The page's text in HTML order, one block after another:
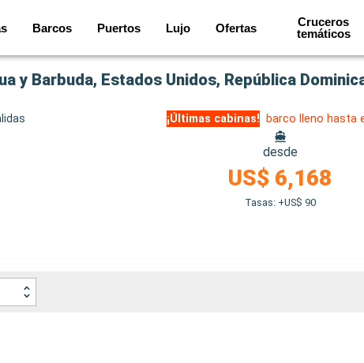
Barcos Puertos Lujo Ofertas
Cruceros
temáticos
y Barbuda, Estados Unidos, República
¡Últimas cabinas! barco lleno hasta
desde
US$ 6,168
Tasas: +US$ 90